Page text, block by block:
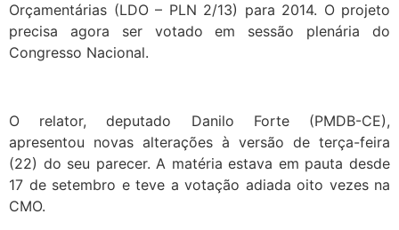
Orçamentárias (LDO – PLN 2/13) para 2014. O projeto
precisa agora ser votado em sessão plenária do
Congresso Nacional.
O relator, deputado Danilo Forte (PMDB-CE),
apresentou novas alterações à versão de terça-feira
(22) do seu parecer. A matéria estava em pauta desde
17 de setembro e teve a votação adiada oito vezes na
CMO.